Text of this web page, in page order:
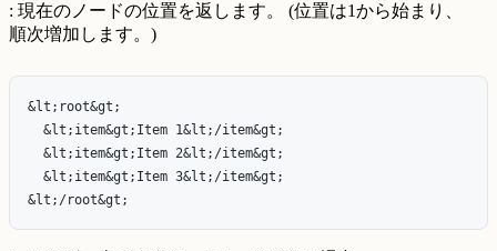
: 現在のノードの位置を返します。 (位置は1から始まり、
順次増加します。)
&lt;root&gt;
  &lt;item&gt;Item 1&lt;/item&gt;
  &lt;item&gt;Item 2&lt;/item&gt;
  &lt;item&gt;Item 3&lt;/item&gt;